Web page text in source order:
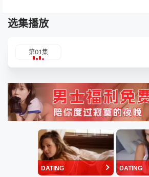
选集播放
第01集
DATING DATING